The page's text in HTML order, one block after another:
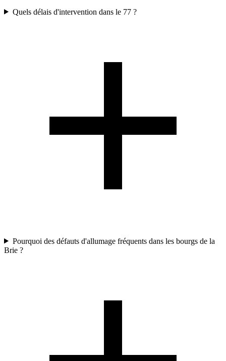
Quels délais d'intervention dans le 77 ?
Pourquoi des défauts d'allumage fréquents dans les bourgs de la
Brie ?